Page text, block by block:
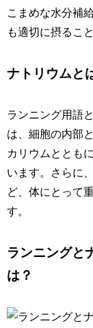
こまめな水分補
も適切に摂るこ
ナトリウムと
ランニング用語
は、細胞の内部
カリウムととも
います。さらに
ど、体にとって
す。
ランニングと
は？